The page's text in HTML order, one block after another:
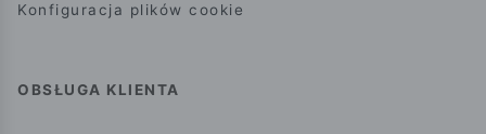
Konfiguracja plików cookie
OBSŁUGA KLIENTA